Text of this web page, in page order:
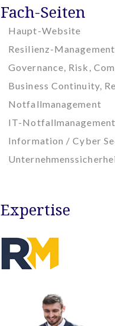
Fach-Seiten
Haupt-Website
Resilienz-Management
Governance, Risk,
Business Continuity,
Notfallmanagement
IT-Notfallmanagement
Information / Cyber
Expertise